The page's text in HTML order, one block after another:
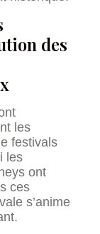
des
les
festivals
les
ont
ces
s’anime